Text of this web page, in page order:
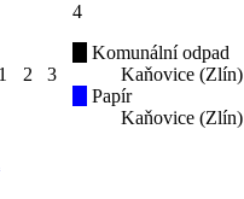
1 2 3
4
Komunální odpad
Kaňovice (Zlín)
Papír
Kaňovice (Zlín)